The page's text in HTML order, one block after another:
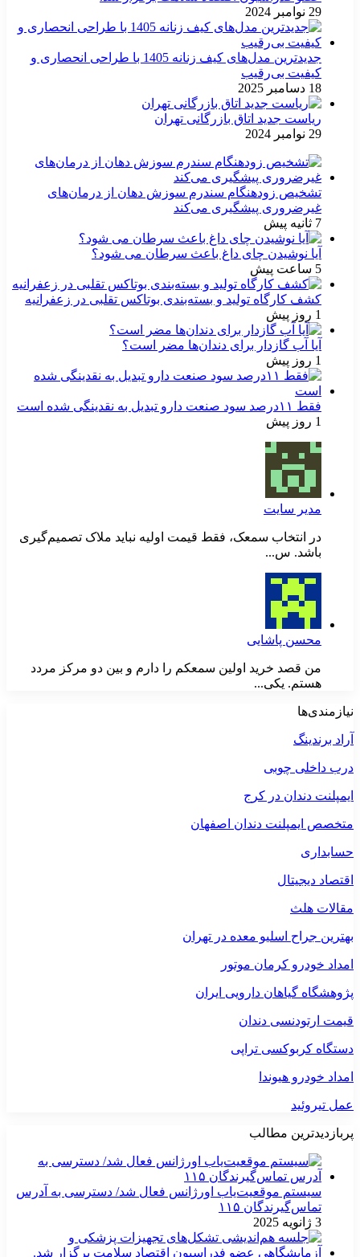
29 نوامبر 2024
جدیدترین مدل‌های کیف زنانه 1405 با طراحی انحصاری و
کیفیت بی‌رقیب
18 دسامبر 2025
ریاست جدید اتاق بازرگانی تهران
29 نوامبر 2024
تشخیص زودهنگام سندرم سوزش دهان از درمان‌های
غیرضروری پیشگیری می‌کند
7 ثانیه پیش
آیا نوشیدن چای داغ باعث سرطان می شود؟
5 ساعت پیش
کشف کارگاه تولید و بسته‌بندی بوتاکس تقلبی در زعفرانیه
1 روز پیش
آیا آب گازدار برای دندان‌ها مضر است؟
1 روز پیش
فقط ۱۱‌درصد سود صنعت دارو تبدیل به نقدینگی شده است
1 روز پیش
مدیر سایت
در انتخاب سمعک، فقط قیمت اولیه نباید ملاک تصمیم‌گیری
باشد. س...
محسن پاشایی
من قصد خرید اولین سمعکم را دارم و بین دو مرکز مردد
هستم. یکی...
نیازمندی‌ها
آراد برندینگ
درب داخلی چوبی
ایمپلنت دندان در کرج
متخصص ایمپلنت دندان اصفهان
حسابداری
اقتصاد دیجیتال
مقالات هلث
بهترین جراح اسلیو معده در تهران
امداد خودرو کرمان موتور
پژوهشگاه گیاهان دارویی ایران
قیمت ارتودنسی دندان
دستگاه کربوکسی تراپی
امداد خودرو هیوندا
عمل تیروئید
پربازدیدترین مطالب
سیستم موقعیت‌یاب اورژانس فعال شد/ دسترسی به آدرس
تماس‌گیرندگان ۱۱۵
3 ژانویه 2025